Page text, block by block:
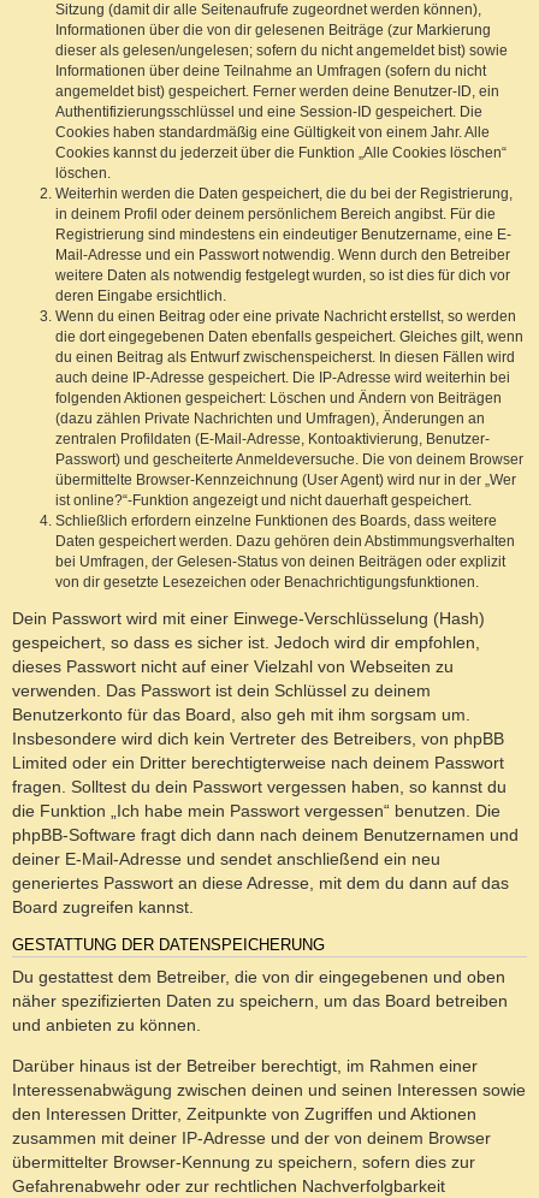
Sitzung (damit dir alle Seitenaufrufe zugeordnet werden können),
Informationen über die von dir gelesenen Beiträge (zur Markierung
dieser als gelesen/ungelesen; sofern du nicht angemeldet bist) sowie
Informationen über deine Teilnahme an Umfragen (sofern du nicht
angemeldet bist) gespeichert. Ferner werden deine Benutzer-ID, ein
Authentifizierungsschlüssel und eine Session-ID gespeichert. Die
Cookies haben standardmäßig eine Gültigkeit von einem Jahr. Alle
Cookies kannst du jederzeit über die Funktion „Alle Cookies löschen“
löschen.
Weiterhin werden die Daten gespeichert, die du bei der Registrierung,
in deinem Profil oder deinem persönlichem Bereich angibst. Für die
Registrierung sind mindestens ein eindeutiger Benutzername, eine E-
Mail-Adresse und ein Passwort notwendig. Wenn durch den Betreiber
weitere Daten als notwendig festgelegt wurden, so ist dies für dich vor
deren Eingabe ersichtlich.
Wenn du einen Beitrag oder eine private Nachricht erstellst, so werden
die dort eingegebenen Daten ebenfalls gespeichert. Gleiches gilt, wenn
du einen Beitrag als Entwurf zwischenspeicherst. In diesen Fällen wird
auch deine IP-Adresse gespeichert. Die IP-Adresse wird weiterhin bei
folgenden Aktionen gespeichert: Löschen und Ändern von Beiträgen
(dazu zählen Private Nachrichten und Umfragen), Änderungen an
zentralen Profildaten (E-Mail-Adresse, Kontoaktivierung, Benutzer-
Passwort) und gescheiterte Anmeldeversuche. Die von deinem Browser
übermittelte Browser-Kennzeichnung (User Agent) wird nur in der „Wer
ist online?“-Funktion angezeigt und nicht dauerhaft gespeichert.
Schließlich erfordern einzelne Funktionen des Boards, dass weitere
Daten gespeichert werden. Dazu gehören dein Abstimmungsverhalten
bei Umfragen, der Gelesen-Status von deinen Beiträgen oder explizit
von dir gesetzte Lesezeichen oder Benachrichtigungsfunktionen.
Dein Passwort wird mit einer Einwege-Verschlüsselung (Hash)
gespeichert, so dass es sicher ist. Jedoch wird dir empfohlen,
dieses Passwort nicht auf einer Vielzahl von Webseiten zu
verwenden. Das Passwort ist dein Schlüssel zu deinem
Benutzerkonto für das Board, also geh mit ihm sorgsam um.
Insbesondere wird dich kein Vertreter des Betreibers, von phpBB
Limited oder ein Dritter berechtigterweise nach deinem Passwort
fragen. Solltest du dein Passwort vergessen haben, so kannst du
die Funktion „Ich habe mein Passwort vergessen“ benutzen. Die
phpBB-Software fragt dich dann nach deinem Benutzernamen und
deiner E-Mail-Adresse und sendet anschließend ein neu
generiertes Passwort an diese Adresse, mit dem du dann auf das
Board zugreifen kannst.
GESTATTUNG DER DATENSPEICHERUNG
Du gestattest dem Betreiber, die von dir eingegebenen und oben
näher spezifizierten Daten zu speichern, um das Board betreiben
und anbieten zu können.
Darüber hinaus ist der Betreiber berechtigt, im Rahmen einer
Interessenabwägung zwischen deinen und seinen Interessen sowie
den Interessen Dritter, Zeitpunkte von Zugriffen und Aktionen
zusammen mit deiner IP-Adresse und der von deinem Browser
übermittelter Browser-Kennung zu speichern, sofern dies zur
Gefahrenabwehr oder zur rechtlichen Nachverfolgbarkeit